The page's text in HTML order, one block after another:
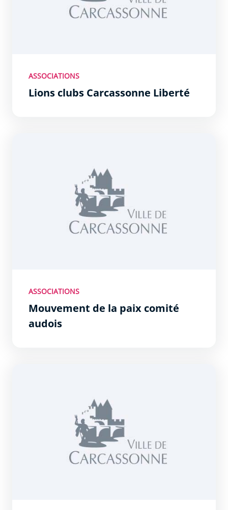
ASSOCIATIONS
Lions clubs Carcassonne Liberté
ASSOCIATIONS
Mouvement de la paix comité
audois